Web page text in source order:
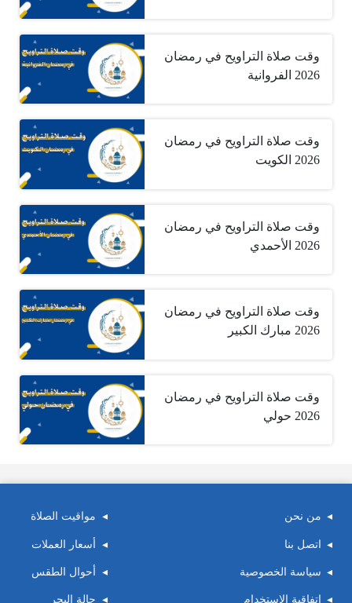
وقت صلاة التراويح في رمضان
2026 الفروانية
وقت صلاة التراويح في رمضان
2026 الكويت
وقت صلاة التراويح في رمضان
2026 الأحمدي
وقت صلاة التراويح في رمضان
2026 مبارك الكبير
وقت صلاة التراويح في رمضان
2026 حولي
من نحن
اتصل بنا
سياسة الخصوصية
اتفاقية الاستخدام
مواقيت الصلاة
أسعار العملات
أحوال الطقس
حالة البحر